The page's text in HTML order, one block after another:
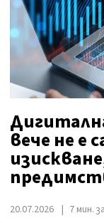
вече не е
20.07.2026 7 мин.